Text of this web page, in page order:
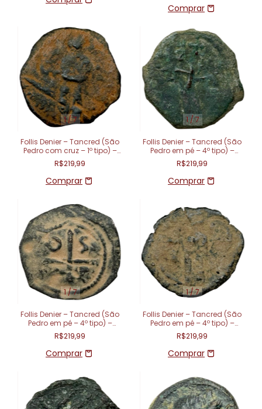
1/7
Follis Denier – Tancred (São
Pedro com cruz – 1º tipo) –
Principado de Antioquia
(1104 - 1112)
R$219,99
1 /7
Follis Denier – Tancred (São
Pedro em pé – 4º tipo) –
Principado de Antioquia (1101
- 1112)
R$219,99
1/7
Follis Denier – Tancred (São
Pedro em pé – 4º tipo) –
Principado de Antioquia (1101
- 1112)
R$219,99
1/7
Follis Denier – Tancred (São
Pedro em pé – 4º tipo) –
Principado de Antioquia (1101
- 1112)
R$219,99